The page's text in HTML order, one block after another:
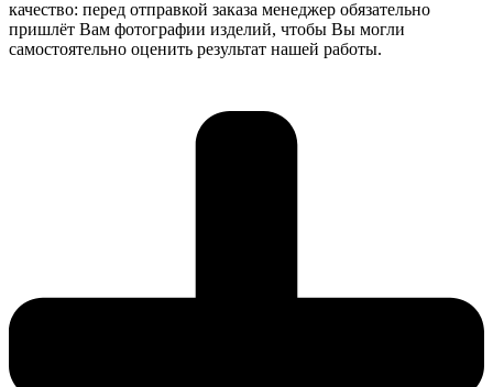
качество: перед отправкой заказа менеджер обязательно
пришлёт Вам фотографии изделий, чтобы Вы могли
самостоятельно оценить результат нашей работы.